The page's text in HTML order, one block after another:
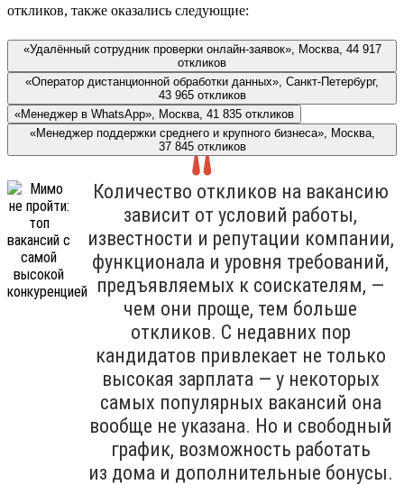
откликов, также оказались следующие:
«Удалённый сотрудник проверки онлайн-заявок», Москва, 44 917
откликов
«Оператор дистанционной обработки данных», Санкт-Петербург,
43 965 откликов
«Менеджер в WhatsApp», Москва, 41 835 откликов
«Менеджер поддержки среднего и крупного бизнеса», Москва,
37 845 откликов
Количество откликов на вакансию
зависит от условий работы,
известности и репутации компании,
функционала и уровня требований,
предъявляемых к соискателям, —
чем они проще, тем больше
откликов. С недавних пор
кандидатов привлекает не только
высокая зарплата — у некоторых
самых популярных вакансий она
вообще не указана. Но и свободный
график, возможность работать
из дома и дополнительные бонусы.